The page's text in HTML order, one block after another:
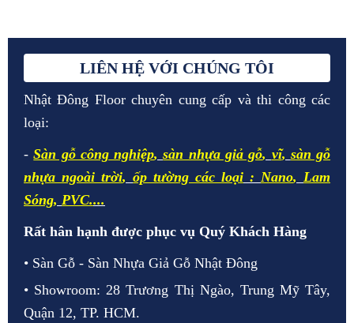
LIÊN HỆ VỚI CHÚNG TÔI
Nhật Đông Floor chuyên cung cấp và thi công các
loại:
-Sàn gỗ công nghiệp,sàn nhựa giả gỗ, vĩ, sàn gỗ
nhựa ngoài trời, ốp tường các loại : Nano, Lam
Sóng, PVC....
Rất hân hạnh được phục vụ Quý Khách Hàng
• Sàn Gỗ - Sàn Nhựa Giả Gỗ Nhật Đông
• Showroom: 28 Trương Thị Ngào, Trung Mỹ Tây,
Quận 12, TP. HCM.